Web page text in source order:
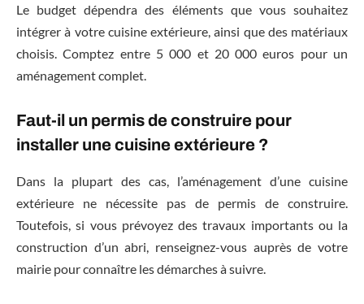
Le budget dépendra des éléments que vous souhaitez
intégrer à votre cuisine extérieure, ainsi que des matériaux
choisis. Comptez entre 5 000 et 20 000 euros pour un
aménagement complet.
Faut-il un permis de construire pour
installer une cuisine extérieure ?
Dans la plupart des cas, l’aménagement d’une cuisine
extérieure ne nécessite pas de permis de construire.
Toutefois, si vous prévoyez des travaux importants ou la
construction d’un abri, renseignez-vous auprès de votre
mairie pour connaître les démarches à suivre.